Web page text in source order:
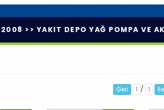
>>YAKIT DEPO YAĞ POMPA VE
Geri 1 / 1